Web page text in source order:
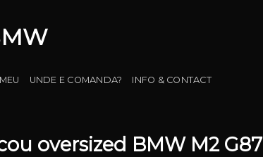
UNDE E COMANDA? INFO & CONTACT
oversized BMW M2 G87